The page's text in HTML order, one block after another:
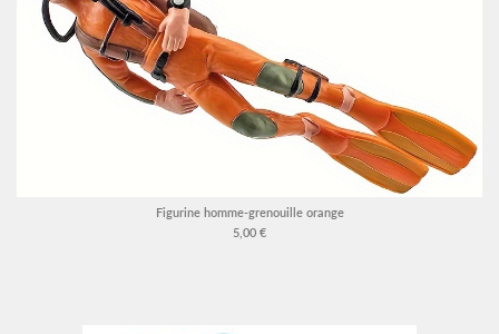
Figurine homme-grenouille orange
5,00 €